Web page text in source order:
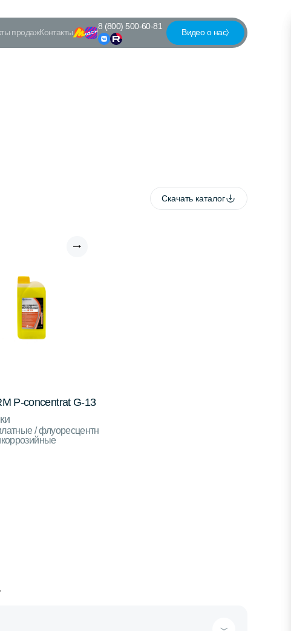
продажКонтакты
8 (800) 500-60-81
Видео о нас
Скачать каталог
P-concentrat G-13
/ флуоресцентн